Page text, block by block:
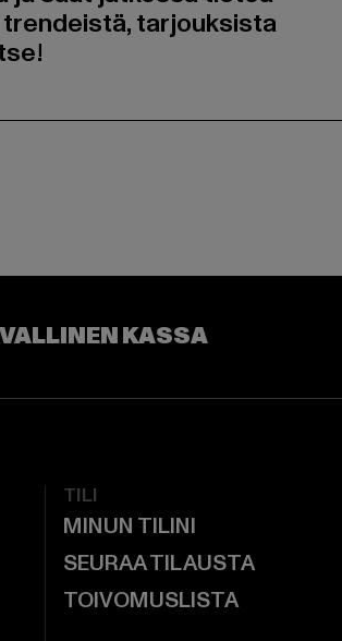
tarjouksista
KASSA
TILI
MINUN TILINI
SEURAA TILAUSTA
TOIVOMUSLISTA